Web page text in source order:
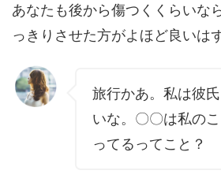
あなたも後から傷つくくらいな
っきりさせた方がよほど良いはず
旅行かあ。私は彼
いな。〇〇は私の
ってるってこと？